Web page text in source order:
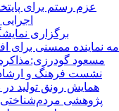
عزم رستم برای
برگزاری
نماینده ممسنی
مسعود
نشست فرهنگ و ارشاد
همایش رونق تولید
پژوهشی مردم‌شناختی